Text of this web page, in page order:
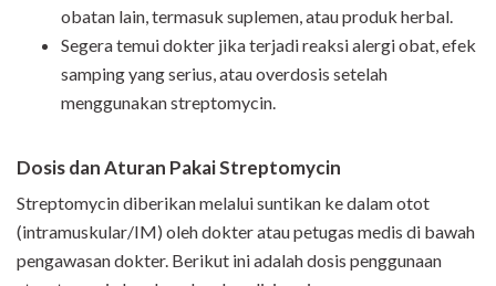
obatan lain, termasuk suplemen, atau produk herbal.
Segera temui dokter jika terjadi reaksi alergi obat, efek
samping yang serius, atau overdosis setelah
menggunakan streptomycin.
Dosis dan Aturan Pakai Streptomycin
Streptomycin diberikan melalui suntikan ke dalam otot
(intramuskular/IM) oleh dokter atau petugas medis di bawah
pengawasan dokter. Berikut ini adalah dosis penggunaan